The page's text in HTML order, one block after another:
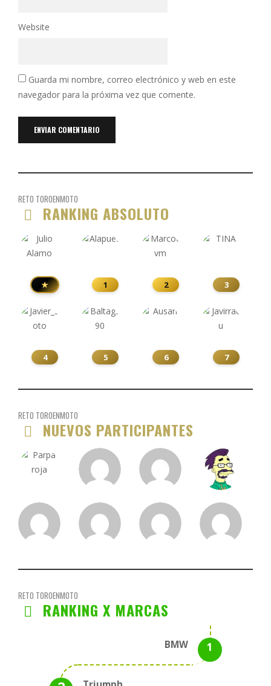
Website
Guarda mi nombre, correo electrónico y web en este
navegador para la próxima vez que comente.
RETO TOROENMOTO
RANKING ABSOLUTO
★ 1 2 3
4 5 6 7
RETO TOROENMOTO
NUEVOS PARTICIPANTES
RETO TOROENMOTO
RANKING X MARCAS
BMW